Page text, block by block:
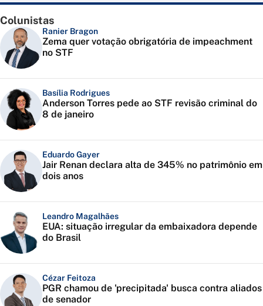
Colunistas
Ranier Bragon
Zema quer votação obrigatória de impeachment
no STF
Basília Rodrigues
Anderson Torres pede ao STF revisão criminal do
8 de janeiro
Eduardo Gayer
Jair Renan declara alta de 345% no patrimônio em
dois anos
Leandro Magalhães
EUA: situação irregular da embaixadora depende
do Brasil
Cézar Feitoza
PGR chamou de 'precipitada' busca contra aliados
de senador